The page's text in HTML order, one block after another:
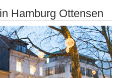
Hamburg Ottensen